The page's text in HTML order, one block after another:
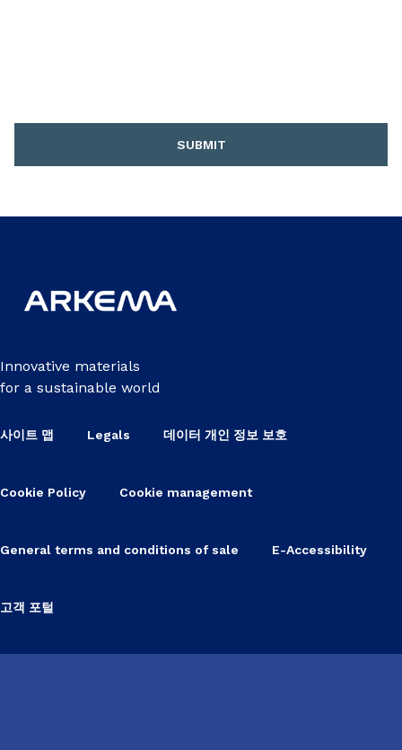
SUBMIT
Innovative materials
for a sustainable world
사이트 맵 Legals 데이터 개인 정보 보호
Cookie Policy Cookie management
General terms and conditions of sale E-Accessibility
고객 포털